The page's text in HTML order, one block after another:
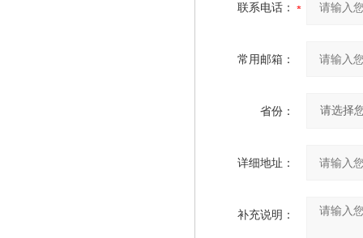
联系电话：
常用邮箱：
省份：
详细地址：
补充说明：